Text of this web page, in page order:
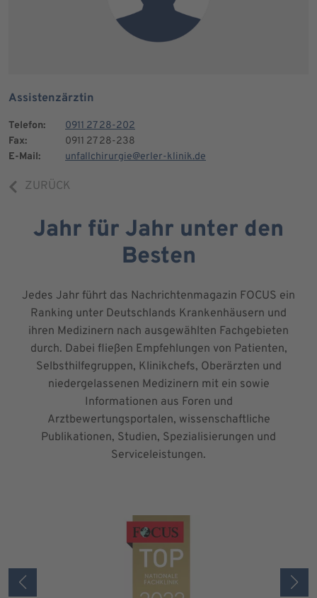
Assistenzärztin
Telefon:
0911 27 28-202
Fax:
0911 27 28-238
E-Mail:
unfallchirurgie@erler-klinik.de
ZURÜCK
Jahr für Jahr unter den
Besten
Jedes Jahr führt das Nachrichtenmagazin FOCUS ein
Ranking unter Deutschlands Krankenhäusern und
ihren Medizinern nach ausgewählten Fachgebieten
durch. Dabei fließen Empfehlungen von Patienten,
Selbsthilfegruppen, Klinikchefs, Oberärzten und
niedergelassenen Medizinern mit ein sowie
Informationen aus Foren und
Arztbewertungsportalen, wissenschaftliche
Publikationen, Studien, Spezialisierungen und
Serviceleistungen.